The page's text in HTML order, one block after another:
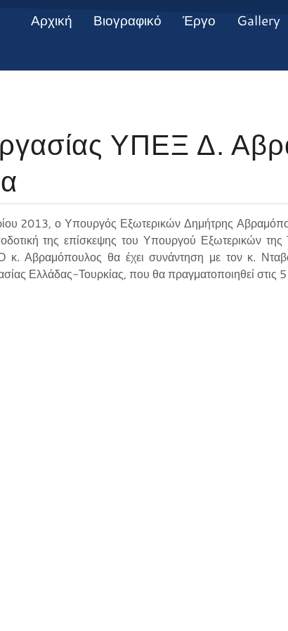
Αρχική Βιογραφικό Έργο Gallery
ΥΠΕΞ Δ.
2013, ο Υπουργός Εξωτερικών Δημήτρης
της επίσκεψης του Υπουργού Εξωτερικών
Αβραμόπουλος θα έχει συνάντηση με τον κ.
Ελλάδας-Τουρκίας, που θα πραγματοποιηθεί στις